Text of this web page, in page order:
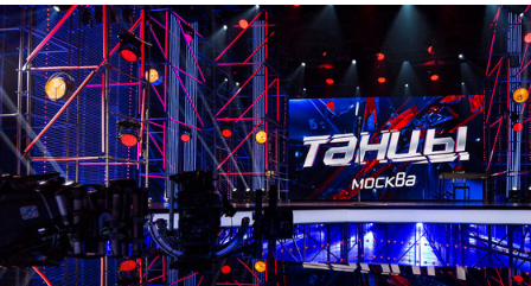
Дизайн
Сет дизайн